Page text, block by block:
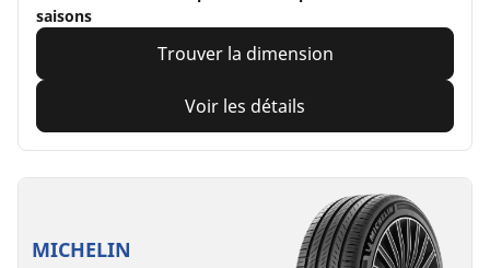
saisons
Trouver la dimension
Voir les détails
MICHELIN